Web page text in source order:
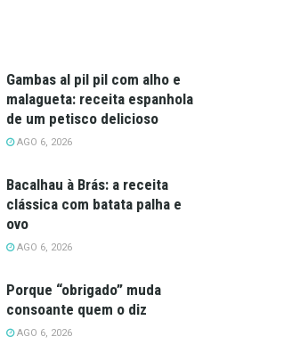
Gambas al pil pil com alho e
malagueta: receita espanhola
de um petisco delicioso
AGO 6, 2026
Bacalhau à Brás: a receita
clássica com batata palha e
ovo
AGO 6, 2026
Porque “obrigado” muda
consoante quem o diz
AGO 6, 2026